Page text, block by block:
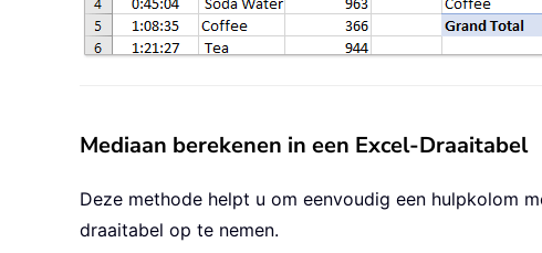
Mediaan berekenen in een Excel-Draaitabel
Deze methode helpt u om eenvoudig een hulpkolom
draaitabel op te nemen.